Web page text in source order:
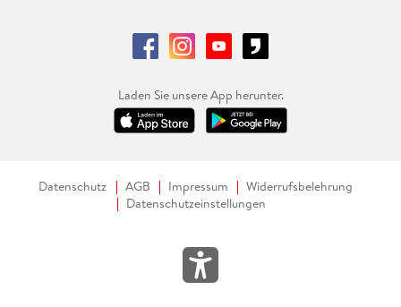
Laden Sie unsere App herunter.
Datenschutz AGB Impressum
Widerrufsbelehrung
Datenschutzeinstellungen